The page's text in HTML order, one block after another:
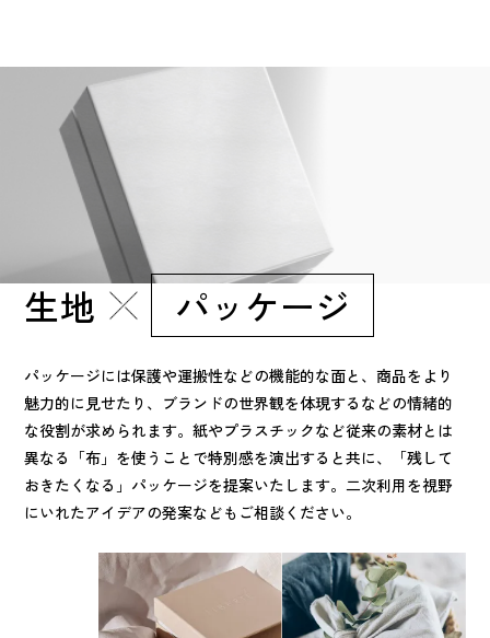
生地 パッケージ
パッケージには保護や運搬性などの機能的な面と、商品をより
魅力的に見せたり、ブランドの世界観を体現するなどの情緒的
な役割が求められます。紙やプラスチックなど従来の素材とは
異なる「布」を使うことで特別感を演出すると共に、「残して
おきたくなる」パッケージを提案いたします。二次利用を視野
にいれたアイデアの発案などもご相談ください。